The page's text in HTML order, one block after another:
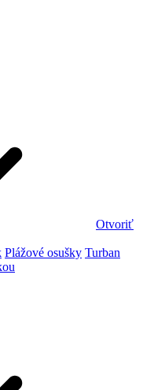
Otvoriť
Plážové osušky Turban